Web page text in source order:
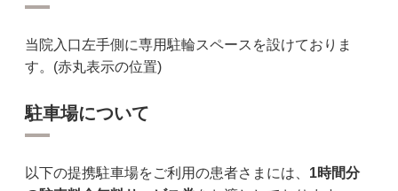
当院入口左手側に専用駐輪スペースを設けておりま
す。(赤丸表示の位置)
駐車場について
以下の提携駐車場をご利用の患者さまには、 1時間分